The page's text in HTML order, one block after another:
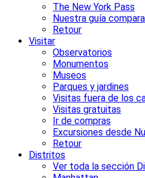
The New York Pass
Nuestra guía
Retour
Visitar
Observatorios
Monumentos
Museos
Parques y jardines
Visitas fuera de los
Visitas gratuitas
Ir de compras
Excursiones desde
Retour
Distritos
Ver toda la sección